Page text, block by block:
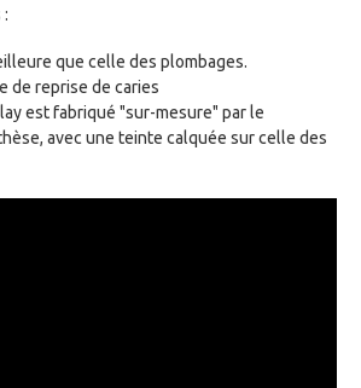
que celle des plombages.
de reprise de caries
est fabriqué "sur-mesure" par le
avec une teinte calquée sur celle des